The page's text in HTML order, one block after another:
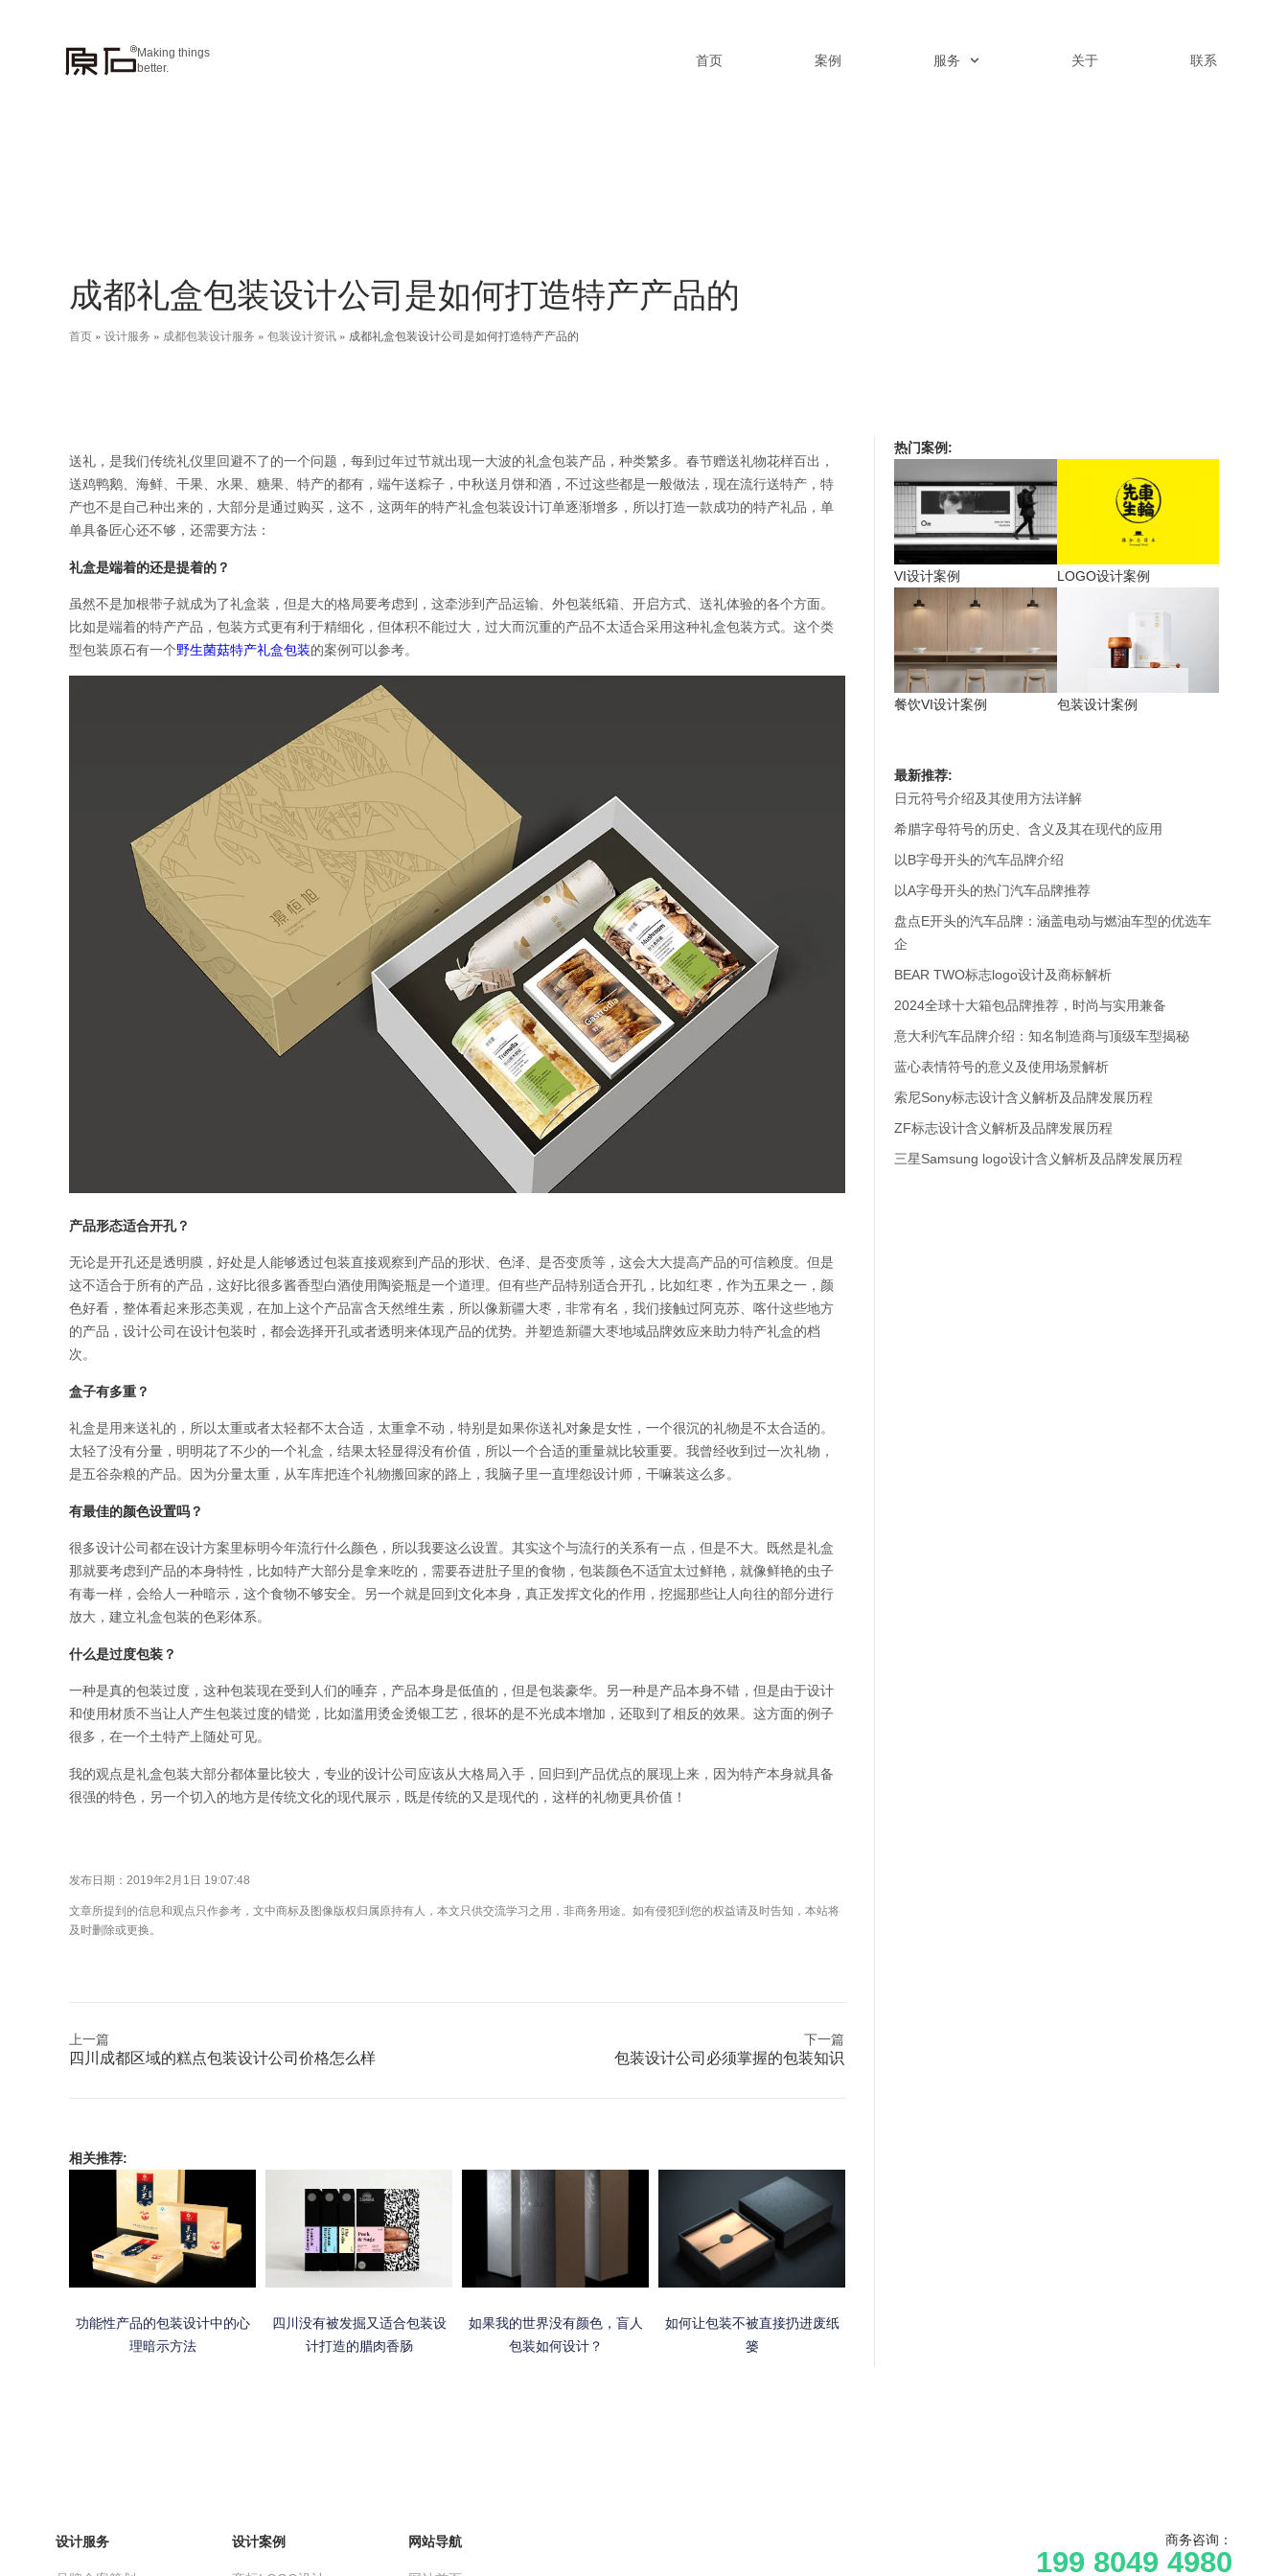
Making things
better.
首页 案例 服务 关于 联系
成都礼盒包装设计公司是如何打造特产产品的
首页 » 设计服务 » 成都包装设计服务 » 包装设计资讯 » 成都礼盒包装设计公司是如何打造特产产品的
送礼，是我们传统礼仪里回避不了的一个问题，每到过年过节就出现一大波的礼盒包装产品，种类繁多。春节赠送礼物花样百出，
送鸡鸭鹅、海鲜、干果、水果、糖果、特产的都有，端午送粽子，中秋送月饼和酒，不过这些都是一般做法，现在流行送特产，特
产也不是自己种出来的，大部分是通过购买，这不，这两年的特产礼盒包装设计订单逐渐增多，所以打造一款成功的特产礼品，单
单具备匠心还不够，还需要方法：
礼盒是端着的还是提着的？
虽然不是加根带子就成为了礼盒装，但是大的格局要考虑到，这牵涉到产品运输、外包装纸箱、开启方式、送礼体验的各个方面。
比如是端着的特产产品，包装方式更有利于精细化，但体积不能过大，过大而沉重的产品不太适合采用这种礼盒包装方式。这个类
型包装原石有一个野生菌菇特产礼盒包装的案例可以参考。
产品形态适合开孔？
无论是开孔还是透明膜，好处是人能够透过包装直接观察到产品的形状、色泽、是否变质等，这会大大提高产品的可信赖度。但是
这不适合于所有的产品，这好比很多酱香型白酒使用陶瓷瓶是一个道理。但有些产品特别适合开孔，比如红枣，作为五果之一，颜
色好看，整体看起来形态美观，在加上这个产品富含天然维生素，所以像新疆大枣，非常有名，我们接触过阿克苏、喀什这些地方
的产品，设计公司在设计包装时，都会选择开孔或者透明来体现产品的优势。并塑造新疆大枣地域品牌效应来助力特产礼盒的档
次。
盒子有多重？
礼盒是用来送礼的，所以太重或者太轻都不太合适，太重拿不动，特别是如果你送礼对象是女性，一个很沉的礼物是不太合适的。
太轻了没有分量，明明花了不少的一个礼盒，结果太轻显得没有价值，所以一个合适的重量就比较重要。我曾经收到过一次礼物，
是五谷杂粮的产品。因为分量太重，从车库把连个礼物搬回家的路上，我脑子里一直埋怨设计师，干嘛装这么多。
有最佳的颜色设置吗？
很多设计公司都在设计方案里标明今年流行什么颜色，所以我要这么设置。其实这个与流行的关系有一点，但是不大。既然是礼盒
那就要考虑到产品的本身特性，比如特产大部分是拿来吃的，需要吞进肚子里的食物，包装颜色不适宜太过鲜艳，就像鲜艳的虫子
有毒一样，会给人一种暗示，这个食物不够安全。另一个就是回到文化本身，真正发挥文化的作用，挖掘那些让人向往的部分进行
放大，建立礼盒包装的色彩体系。
什么是过度包装？
一种是真的包装过度，这种包装现在受到人们的唾弃，产品本身是低值的，但是包装豪华。另一种是产品本身不错，但是由于设计
和使用材质不当让人产生包装过度的错觉，比如滥用烫金烫银工艺，很坏的是不光成本增加，还取到了相反的效果。这方面的例子
很多，在一个土特产上随处可见。
我的观点是礼盒包装大部分都体量比较大，专业的设计公司应该从大格局入手，回归到产品优点的展现上来，因为特产本身就具备
很强的特色，另一个切入的地方是传统文化的现代展示，既是传统的又是现代的，这样的礼物更具价值！
发布日期：2019年2月1日 19:07:48
文章所提到的信息和观点只作参考，文中商标及图像版权归属原持有人，本文只供交流学习之用，非商务用途。如有侵犯到您的权益请及时告知，本站将
及时删除或更换。
上一篇
四川成都区域的糕点包装设计公司价格怎么样
下一篇
包装设计公司必须掌握的包装知识
相关推荐:
功能性产品的包装设计中的心
理暗示方法
四川没有被发掘又适合包装设
计打造的腊肉香肠
如果我的世界没有颜色，盲人
包装如何设计？
如何让包装不被直接扔进废纸
篓
热门案例:
VI设计案例 LOGO设计案例
餐饮VI设计案例 包装设计案例
最新推荐:
日元符号介绍及其使用方法详解
希腊字母符号的历史、含义及其在现代的应用
以B字母开头的汽车品牌介绍
以A字母开头的热门汽车品牌推荐
盘点E开头的汽车品牌：涵盖电动与燃油车型的优选车
企
BEAR TWO标志logo设计及商标解析
2024全球十大箱包品牌推荐，时尚与实用兼备
意大利汽车品牌介绍：知名制造商与顶级车型揭秘
蓝心表情符号的意义及使用场景解析
索尼Sony标志设计含义解析及品牌发展历程
ZF标志设计含义解析及品牌发展历程
三星Samsung logo设计含义解析及品牌发展历程
设计服务 设计案例 网站导航 商务咨询：
199 8049 4980